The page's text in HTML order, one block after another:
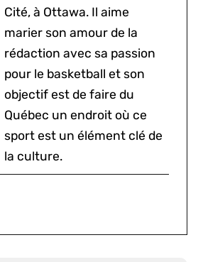
Cité, à Ottawa. Il aime
marier son amour de la
rédaction avec sa passion
pour le basketball et son
objectif est de faire du
Québec un endroit où ce
sport est un élément clé de
la culture.